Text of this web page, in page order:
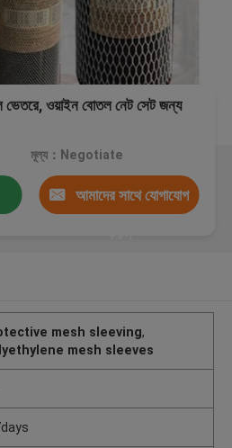
ভেতরে, ওয়াইন বোতল নেট সেট জন্য
মূল্য：Negotiate
আমাদের সাথে যোগাযোগ
mesh sleeving,
mesh sleeves